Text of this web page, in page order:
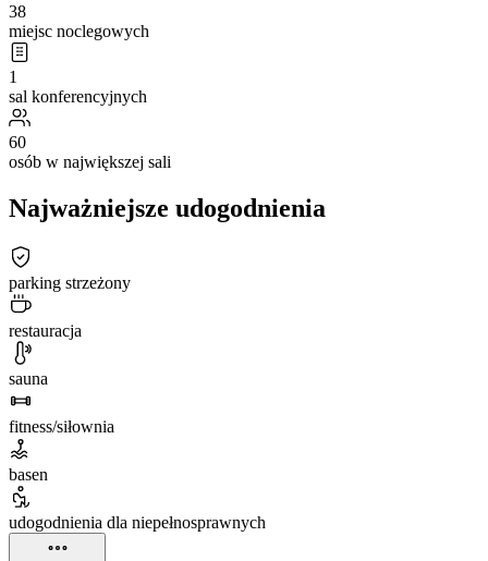
38
miejsc noclegowych
1
sal konferencyjnych
60
osób w największej sali
Najważniejsze udogodnienia
parking strzeżony
restauracja
sauna
fitness/siłownia
basen
udogodnienia dla niepełnosprawnych